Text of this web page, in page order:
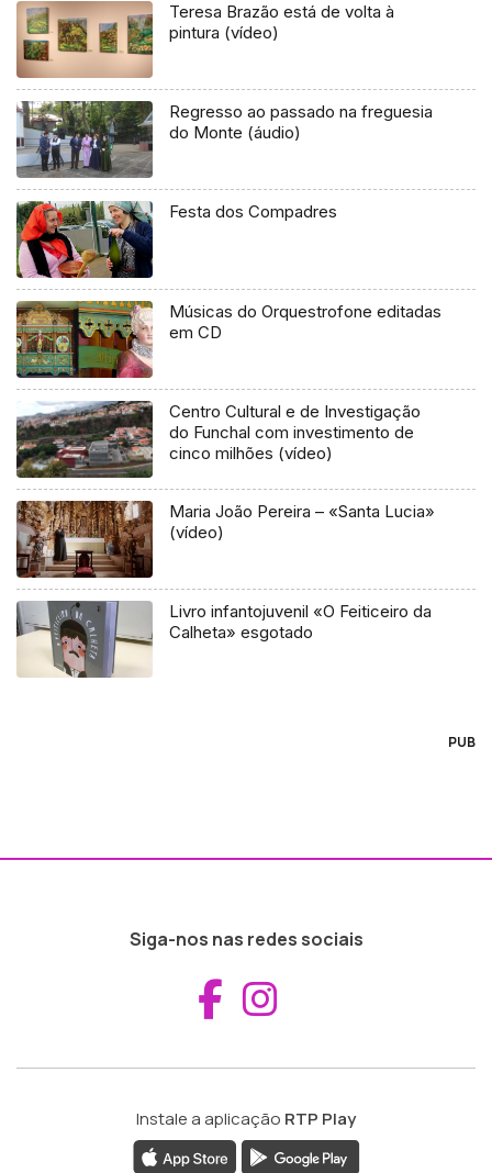
Teresa Brazão está de volta à
pintura (vídeo)
Regresso ao passado na freguesia
do Monte (áudio)
Festa dos Compadres
Músicas do Orquestrofone editadas
em CD
Centro Cultural e de Investigação
do Funchal com investimento de
cinco milhões (vídeo)
Maria João Pereira – «Santa Lucia»
(vídeo)
Livro infantojuvenil «O Feiticeiro da
Calheta» esgotado
PUB
Siga-nos nas redes sociais
Aceder ao
Instale a aplicação RTP Play